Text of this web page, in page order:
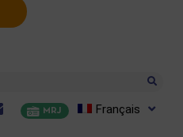
MRJ Français